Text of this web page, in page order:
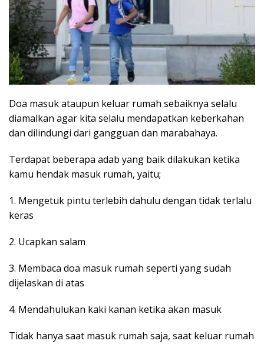
Doa masuk ataupun keluar rumah sebaiknya selalu
diamalkan agar kita selalu mendapatkan keberkahan
dan dilindungi dari gangguan dan marabahaya.
Terdapat beberapa adab yang baik dilakukan ketika
kamu hendak masuk rumah, yaitu;
1. Mengetuk pintu terlebih dahulu dengan tidak terlalu
keras
2. Ucapkan salam
3. Membaca doa masuk rumah seperti yang sudah
dijelaskan di atas
4. Mendahulukan kaki kanan ketika akan masuk
Tidak hanya saat masuk rumah saja, saat keluar rumah